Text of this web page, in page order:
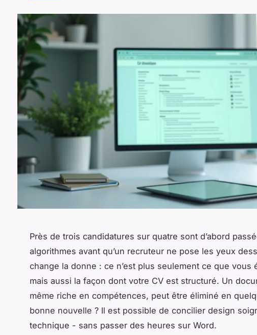
Près de trois candidatures sur quatre sont d’abord
algorithmes avant qu’un recruteur ne pose les yeux
change la donne : ce n’est plus seulement ce que vous
mais aussi la façon dont votre CV est structuré. Un
même riche en compétences, peut être éliminé en
bonne nouvelle ? Il est possible de concilier design
technique - sans passer des heures sur Word.